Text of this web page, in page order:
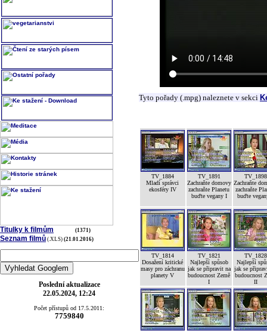
Titulky k filmům (1371)
Seznam filmů (.XLS) (21.01.2016)
Poslední aktualizace
22.05.2024, 12:24
Počet přístupů od 17.5.2011:
7759840
Tyto pořady (.mpg) naleznete v sekci
TV_1884
Mladí správci
ekosféry IV
TV_1891
Zachraňte domovy
zachraňte Planetu
buďte vegany I
TV_1898
Zachraňte
zachraňte
buďte
TV_1814
Dosažení kritické
masy pro záchranu
planety V
TV_1821
Najlepší spůsob
jak se připravit na
budoucnost Země
I
TV_1828
Najlepší
jak se
budoucnost
II